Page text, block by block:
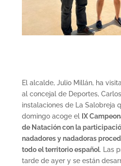
El alcalde, Julio Millán, ha
al concejal de Deportes,
instalaciones de La Salobreja
domingo acoge el IX
de Natación con la
nadadores y nadadoras
todo el territorio español. Las
tarde de ayer y se están